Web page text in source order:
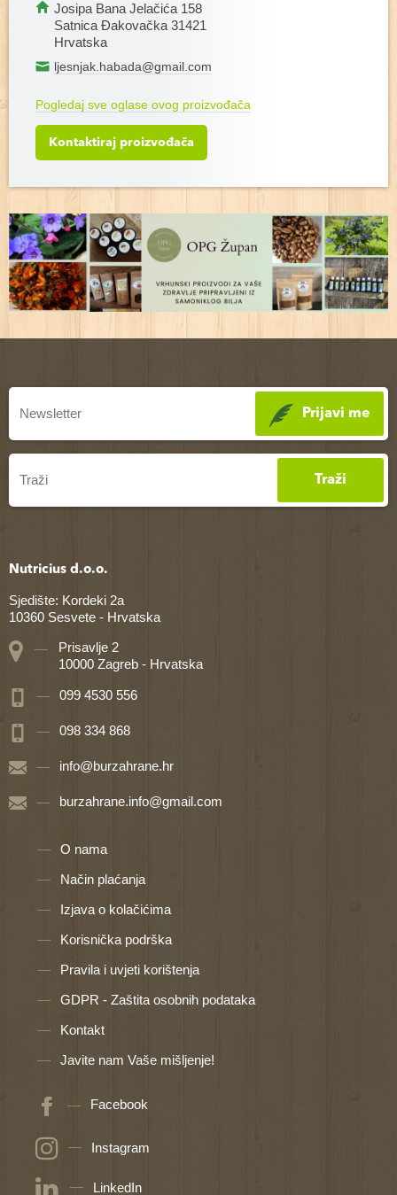
Josipa Bana Jelačića 158
Satnica Đakovačka 31421
Hrvatska
ljesnjak.habada@gmail.com
Pogledaj sve oglase ovog proizvođača
Kontaktiraj proizvođača
Prijavi me
Traži
Nutricius d.o.o.
Sjedište: Kordeki 2a
10360 Sesvete - Hrvatska
Prisavlje 2
10000 Zagreb - Hrvatska
099 4530 556
098 334 868
info@burzahrane.hr
burzahrane.info@gmail.com
O nama
Način plaćanja
Izjava o kolačićima
Korisnička podrška
Pravila i uvjeti korištenja
GDPR - Zaštita osobnih podataka
Kontakt
Javite nam Vaše mišljenje!
Facebook
Instagram
LinkedIn